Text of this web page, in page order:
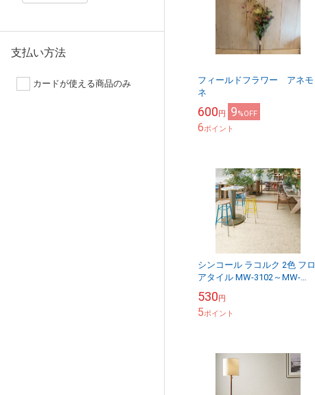
支払い方法
カードが使える商品のみ
フィールドフラワー アネモ
ネ
600円 9%OFF
6ポイント
シンコール ラコルク 2色 フロ
アタイル MW-3102～MW-
ケース20枚入り（販売単...
530円
5ポイント